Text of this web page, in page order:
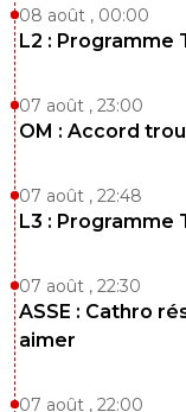
08 août , 00:00
L2 : Programme
07 août , 23:00
OM : Accord
07 août , 22:48
L3 : Programme
07 août , 22:30
ASSE : Cathro
aimer
07 août , 22:00